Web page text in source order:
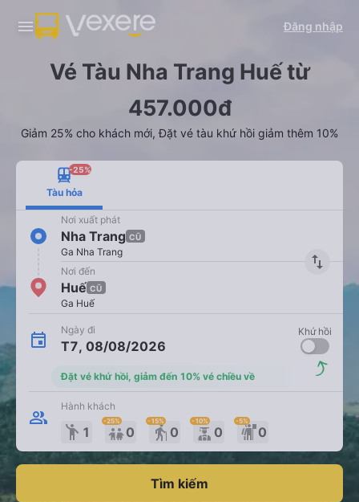
Đăng nhập
Vé Tàu Nha Trang Huế từ
457.000đ
Giảm 25% cho khách mới, Đặt vé tàu khứ hồi giảm thêm 10%
Tàu hỏa
-25%
Nơi xuất phát
Nha Trang CŨ
Ga Nha Trang
import_export
Nơi đến
Huế CŨ
Ga Huế
Ngày đi
T7, 08/08/2026
Khứ hồi
Đặt vé khứ hồi, giảm đến 10% vé chiều về
Hành khách
emoji_people 1 0
-25%
elderly 0
-15%
0
-10%
0
-5%
Tìm kiếm